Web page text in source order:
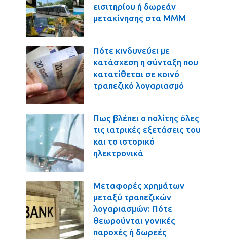
εισιτηρίου ή δωρεάν
μετακίνησης στα ΜΜΜ
Πότε κινδυνεύει με
κατάσχεση η σύνταξη που
κατατίθεται σε κοινό
τραπεζικό λογαριασμό
Πως βλέπει ο πολίτης όλες
τις ιατρικές εξετάσεις του
και το ιστορικό
ηλεκτρονικά
Μεταφορές χρημάτων
μεταξύ τραπεζικών
λογαριασμών: Πότε
θεωρούνται γονικές
παροχές ή δωρεές